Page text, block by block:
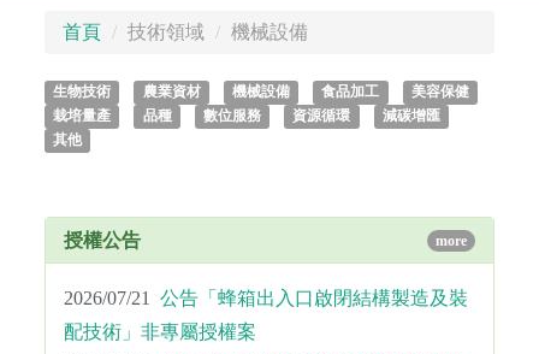
首頁 技術領域 機械設備
生物技術 農業資材 機械設備 食品加工
美容保健
栽培量產
品種 數位服務 資源循環
減碳增匯
其他
授權公告 more
2026/07/21 公告「蜂箱出入口啟閉結構製造及裝
配技術」非專屬授權案